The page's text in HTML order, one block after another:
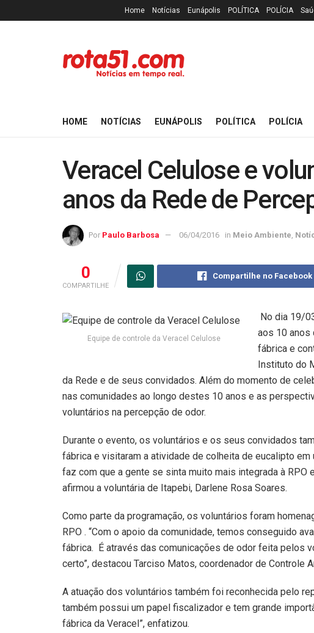
Home Notícias Eunápolis POLÍTICA POLÍCIA
HOME NOTÍCIAS EUNÁPOLIS POLÍTICA POLÍCIA
Veracel Celulose e
anos da Rede de
Por Paulo Barbosa 06/04/2016 in Meio Ambiente
0
COMPARTILHE
Compartilhe no Facebook
Equipe de controle da Veracel Celulose
No dia 19/
aos 10 anos
fábrica e
Instituto do
da Rede e de seus convidados. Além do momento de
nas comunidades ao longo destes 10 anos e as
voluntários na percepção de odor.
Durante o evento, os voluntários e os seus convidados
fábrica e visitaram a atividade de colheita de eucalipto
faz com que a gente se sinta muito mais integrada à RPO
afirmou a voluntária de Itapebi, Darlene Rosa Soares.
Como parte da programação, os voluntários foram
RPO . “Com o apoio da comunidade, temos conseguido
fábrica. É através das comunicações de odor feita pelos
certo”, destacou Tarciso Matos, coordenador de Controle
A atuação dos voluntários também foi reconhecida pelo
também possui um papel fiscalizador e tem grande
fábrica da Veracel”, enfatizou.